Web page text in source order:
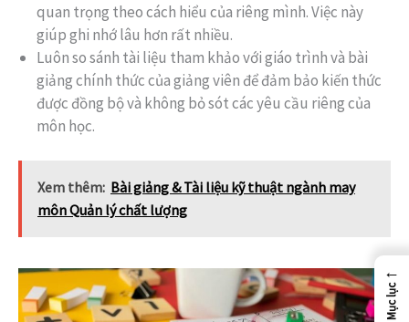
quan trọng theo cách hiểu của riêng mình. Việc này
giúp ghi nhớ lâu hơn rất nhiều.
Luôn so sánh tài liệu tham khảo với giáo trình và bài
giảng chính thức của giảng viên để đảm bảo kiến thức
được đồng bộ và không bỏ sót các yêu cầu riêng của
môn học.
Xem thêm: Bài giảng & Tài liệu kỹ thuật ngành may
môn Quản lý chất lượng
←
Mục lục